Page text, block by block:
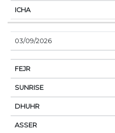
03/09/2026